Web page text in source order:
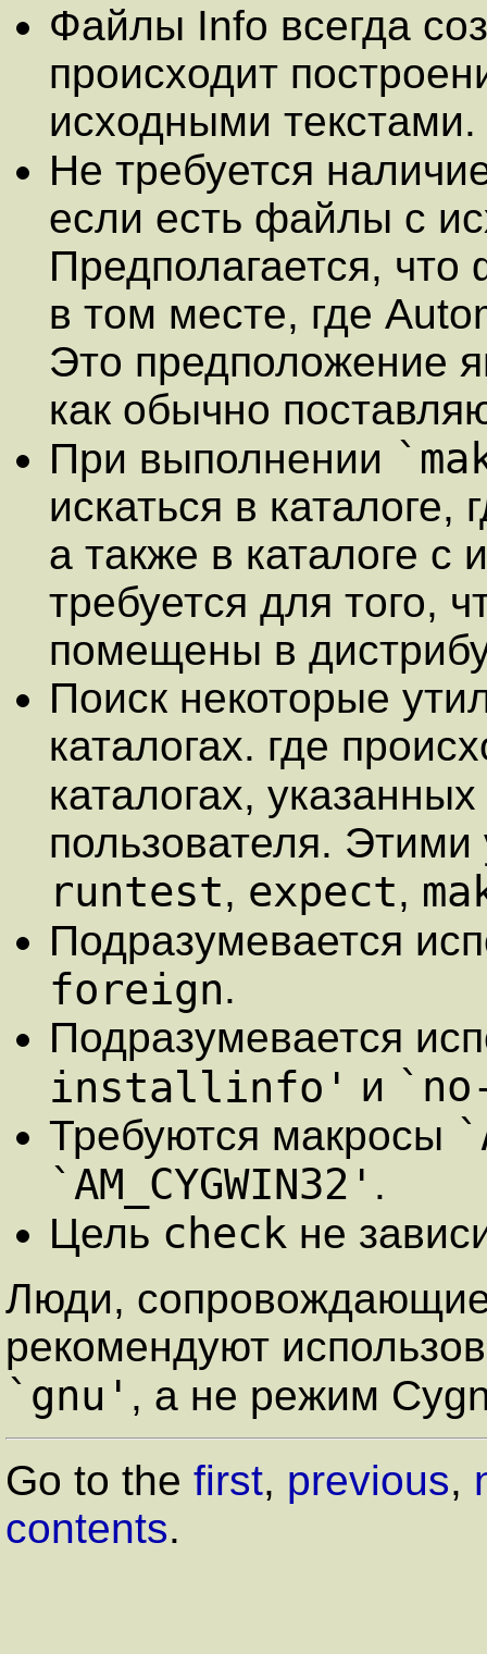
Файлы Info всегда
происходит
исходными текстами.
Не требуется
если есть файлы с
Предполагается,
в том месте, где
Это предположение
как обычно
При выполнении
искаться в каталоге,
а также в каталоге с
требуется для того,
помещены в
Поиск некоторые
каталогах. где
каталогах,
пользователя.
runtest, expect,
Подразумевается
foreign.
Подразумевается
installinfo' и
Требуются макросы
`AM_CYGWIN32' .
Цель check не
Люди,
рекомендуют
`gnu' , а не режим
Go to the first, previous,
contents.